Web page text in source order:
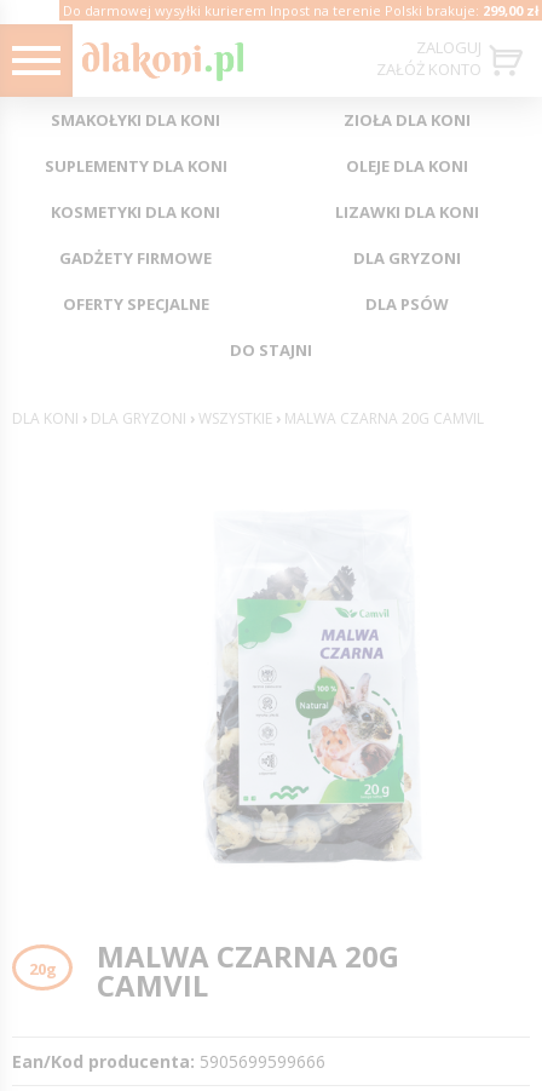
ZALOGUJ
ZAŁÓŻ KONTO
Do darmowej wysyłki kurierem Inpost na terenie Polski brakuje: 299,00 zł
SMAKOŁYKI DLA KONI ZIOŁA DLA KONI
SUPLEMENTY DLA KONI OLEJE DLA KONI
KOSMETYKI DLA KONI LIZAWKI DLA KONI
GADŻETY FIRMOWE DLA GRYZONI
OFERTY SPECJALNE DLA PSÓW
DO STAJNI
DLA KONI › DLA GRYZONI ›WSZYSTKIE › MALWA CZARNA 20G CAMVIL
20g MALWA CZARNA 20G
CAMVIL
Ean/Kod producenta: 5905699599666